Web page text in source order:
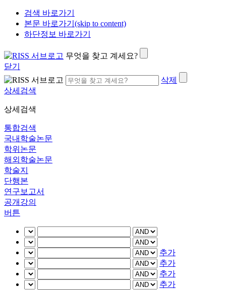
검색 바로가기
본문 바로가기(skip to content)
하단정보 바로가기
무엇을 찾고 계세요?
닫기
삭제
상세검색
상세검색
통합검색
국내학술논문
학위논문
해외학술논문
학술지
단행본
연구보고서
공개강의
버튼
추가
추가
추가
추가